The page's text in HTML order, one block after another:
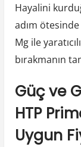
Hayalini
adım
Mg ile
bırakmanın
Güç ve
HTP
Uygun